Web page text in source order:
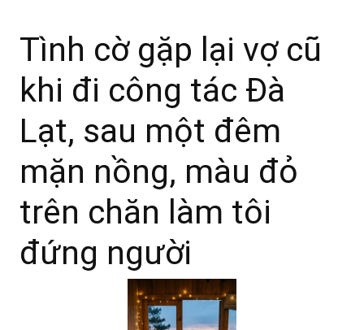
Tình cờ gặp lại vợ cũ
khi đi công tác Đà
Lạt, sau một đêm
mặn nồng, màu đỏ
trên chăn làm tôi
đứng người